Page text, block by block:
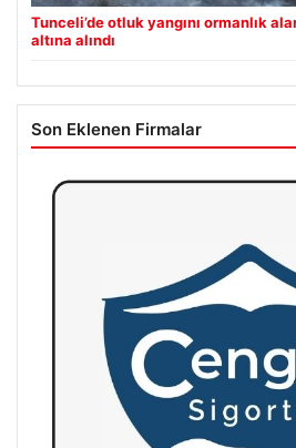
Tunceli’de otluk yangını ormanlık
altına alındı
Son Eklenen Firmalar